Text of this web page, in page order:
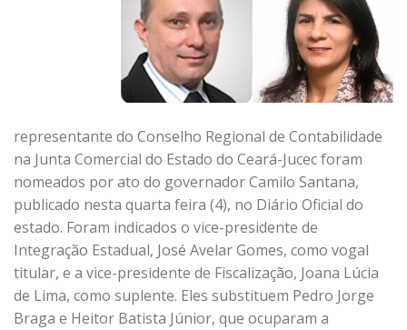
representante do Conselho Regional de Contabilidade
na Junta Comercial do Estado do Ceará-Jucec foram
nomeados por ato do governador Camilo Santana,
publicado nesta quarta feira (4), no Diário Oficial do
estado. Foram indicados o vice-presidente de
Integração Estadual, José Avelar Gomes, como vogal
titular, e a vice-presidente de Fiscalização, Joana Lúcia
de Lima, como suplente. Eles substituem Pedro Jorge
Braga e Heitor Batista Júnior, que ocuparam a